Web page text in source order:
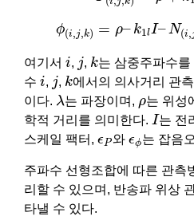
ϕ(i,j,k) = ρ– k1lI–N(i,
(1) –k lI N(
여기서 i
i , j
j , k
k 는 삼중주파수를
수 i
i , j
j , k
k 에서의 의사거리 관
이다. λ
λ 는 파장이며, ρ
ρ는 위성
학적 거리를 의미한다. I
I 는 전
스케일 팩터, ϵP
ϵP와ϵϕ
ϵ ϕ는 잡음
주파수 선형조합에 따른 관측
리할 수 있으며, 반송파 위상
타낼 수 있다.